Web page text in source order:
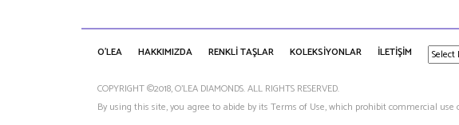
O'LEA HAKKIMIZDA RENKLİ TAŞLAR KOLEKSİYONLAR İLETİŞİM
COPYRIGHT ©2018, O’LEA DIAMONDS. ALL RIGHTS RESERVED.
By using this site, you agree to abide by its Terms of Use, which prohibit commercial